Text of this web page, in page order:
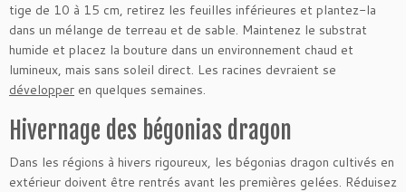
tige de 10 à 15 cm, retirez les feuilles inférieures et plantez-la
dans un mélange de terreau et de sable. Maintenez le substrat
humide et placez la bouture dans un environnement chaud et
lumineux, mais sans soleil direct. Les racines devraient se
développer en quelques semaines.
Hivernage des bégonias dragon
Dans les régions à hivers rigoureux, les bégonias dragon cultivés en
extérieur doivent être rentrés avant les premières gelées. Réduisez